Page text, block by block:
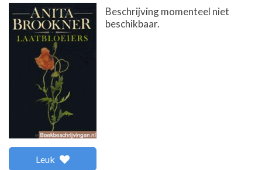
Leuk
Beschrijving momenteel niet
beschikbaar.